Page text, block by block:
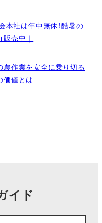
本社は年中無休！酷暑の
販売中｜
農作業を安全に乗り切る
価値とは
イド